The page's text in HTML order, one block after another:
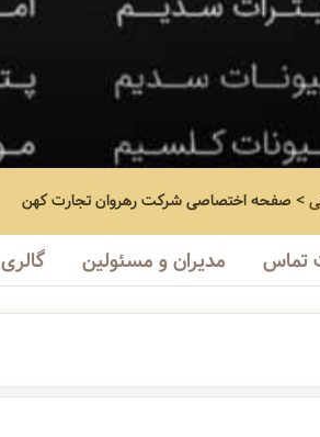
> صفحه اختصاصیشرکت رهروان تجارت کهن
تماس مدیران و مسئولین گالری